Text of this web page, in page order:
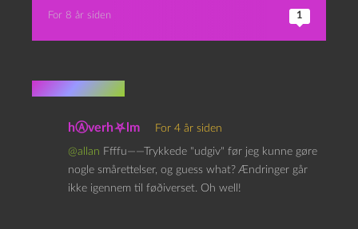
For 8 år siden 1
1 kommentar
hⒶverh⛧lm For 4 år siden
@allan Ffffu——Trykkede "udgiv" før jeg kunne gøre
nogle smårettelser, og guess what? Ændringer går
ikke igennem til føðiverset. Oh well!